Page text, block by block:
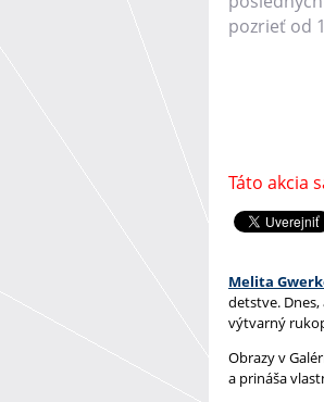
pozrieť od
Táto akcia
Melita
detstve.
výtvarný
Obrazy v
a prináša